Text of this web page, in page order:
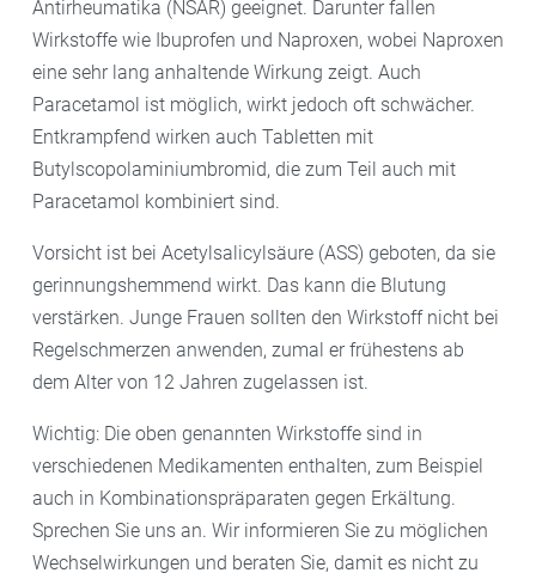
Antirheumatika (NSAR) geeignet. Darunter fallen
Wirkstoffe wie Ibuprofen und Naproxen, wobei Naproxen
eine sehr lang anhaltende Wirkung zeigt. Auch
Paracetamol ist möglich, wirkt jedoch oft schwächer.
Entkrampfend wirken auch Tabletten mit
Butylscopolaminiumbromid, die zum Teil auch mit
Paracetamol kombiniert sind.
Vorsicht ist bei Acetylsalicylsäure (ASS) geboten, da sie
gerinnungshemmend wirkt. Das kann die Blutung
verstärken. Junge Frauen sollten den Wirkstoff nicht bei
Regelschmerzen anwenden, zumal er frühestens ab
dem Alter von 12 Jahren zugelassen ist.
Wichtig: Die oben genannten Wirkstoffe sind in
verschiedenen Medikamenten enthalten, zum Beispiel
auch in Kombinationspräparaten gegen Erkältung.
Sprechen Sie uns an. Wir informieren Sie zu möglichen
Wechselwirkungen und beraten Sie, damit es nicht zu